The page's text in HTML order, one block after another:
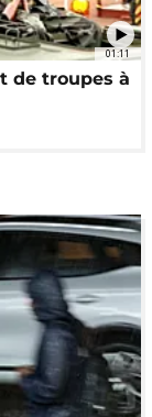
01:11
de troupes à